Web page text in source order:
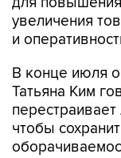
увеличения
и
В конце июля
Татьяна Ким
чтобы